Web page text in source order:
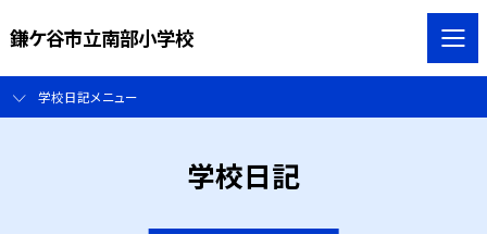
鎌ケ谷市立南部小学校
学校日記メニュー
学校日記